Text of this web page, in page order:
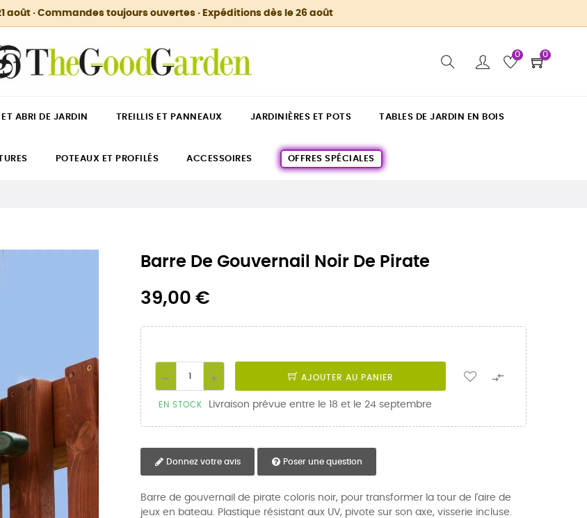
août · Commandes toujours ouvertes · Expéditions dès le 26 août
0 0
ET ABRI DE JARDIN TREILLIS ET PANNEAUX JARDINIÈRES ET POTS TABLES DE JARDIN EN BOIS
POTEAUX ET PROFILÉS ACCESSOIRES OFFRES SPÉCIALES
Barre De Gouvernail Noir De Pirate
39,00 €
AJOUTER AU PANIER 
EN STOCK Livraison prévue entre le 18 et le 24 septembre
Donnez votre avis Poser une question
Barre de gouvernail de pirate coloris noir, pour transformer la tour de l'aire de
jeux en bateau. Plastique résistant aux UV, pivote sur son axe, visserie incluse.